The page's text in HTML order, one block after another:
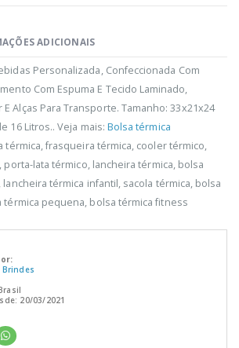
ADICIONAIS
Personalizada, Confeccionada Com
Com Espuma E Tecido Laminado,
Alças Para Transporte. Tamanho: 33x21x24
16 Litros.. Veja mais: Bolsa térmica
térmica, frasqueira térmica, cooler térmico,
lata térmico, lancheira térmica, bolsa
térmica infantil, sacola térmica, bolsa
térmica pequena, bolsa térmica fitness
Brindes
20/03/2021